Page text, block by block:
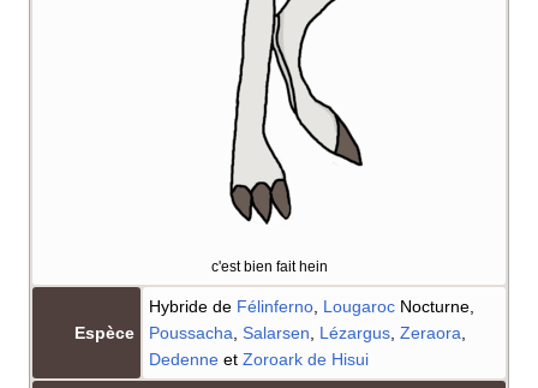
c'est bien fait hein
Espèce
Hybride de Félinferno Lougaroc Nocturne,
Poussacha Salarsen Lézargus Zeraora
Dedenne et Zoroark de Hisui